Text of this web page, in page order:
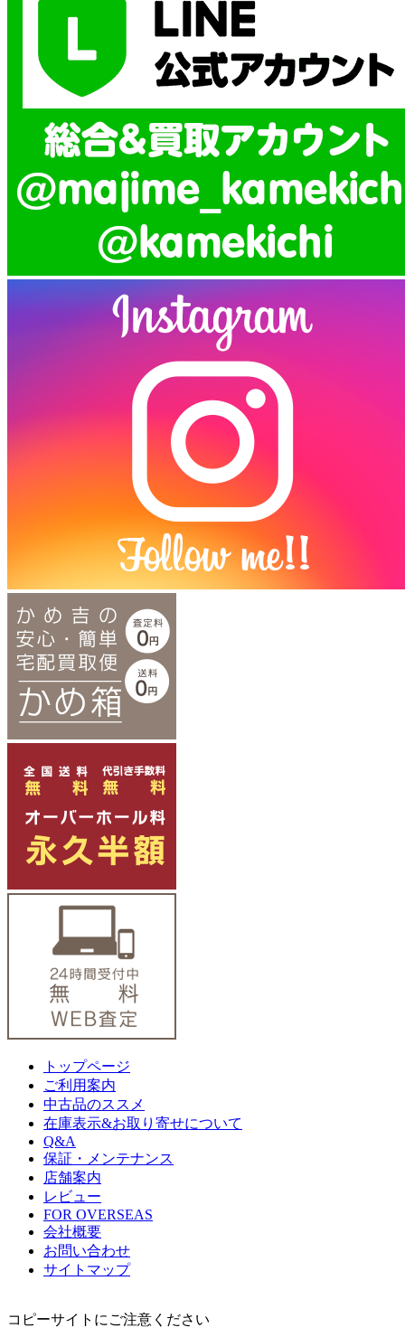
トップページ
ご利用案内
中古品のススメ
在庫表示&お取り寄せについて
Q&A
保証・メンテナンス
店舗案内
レビュー
FOR OVERSEAS
会社概要
お問い合わせ
サイトマップ
コピーサイトにご注意ください